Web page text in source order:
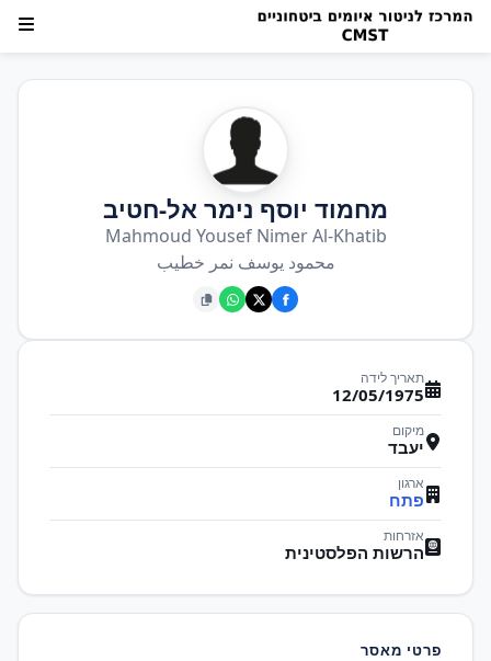
מחמוד יוסף נימר אל-חטיב
Mahmoud Yousef Nimer Al-Khatib
محمود يوسف نمر خطيب
תאריך לידה
12/05/1975
מיקום
יעבד
ארגון
פתח
אזרחות
הרשות הפלסטינית
פרטי מאסר